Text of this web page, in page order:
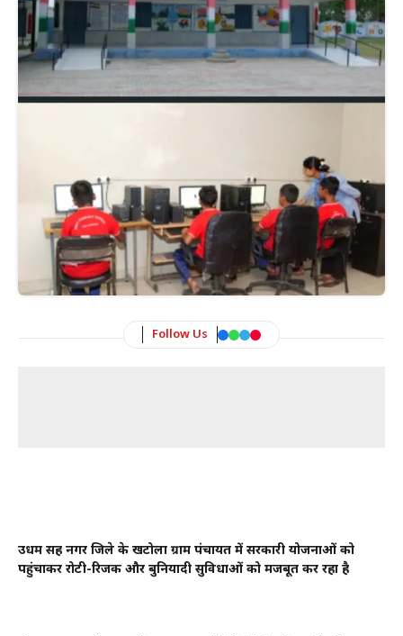
Follow Us
उधम सिंह नगर जिले के खटोला ग्राम पंचायत में सरकारी योजनाओं को
पहुंचाकर रोटी-रिजक और बुनियादी सुविधाओं को मजबूत कर रहा है